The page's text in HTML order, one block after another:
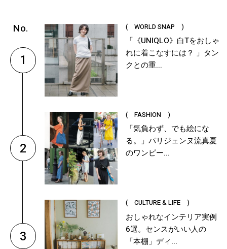
1
( WORLD SNAP )
「《UNIQLO》白Tをおしゃ
れに着こなすには？ 」タン
クとの重...
2
( FASHION )
「気負わず、でも絵にな
る。」パリジェンヌ流真夏
のワンピー...
3
( CULTURE & LIFE )
おしゃれなインテリア実例
6選。センスがいい人の
「本棚」ディ...